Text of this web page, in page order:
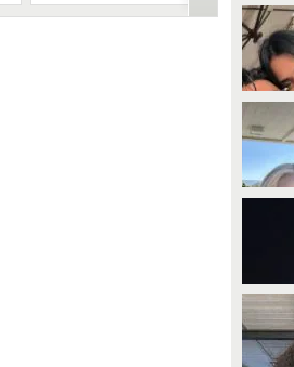
sono stata bene, costretta
ballo di Rosalia, Giulia Stabile si è
lasciata andare a una confessione
altri. A volte è già dentro di noi".